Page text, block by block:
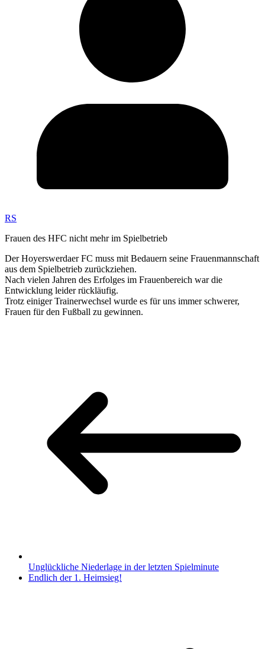
RS
Frauen des HFC nicht mehr im Spielbetrieb
Der Hoyerswerdaer FC muss mit Bedauern seine Frauenmannschaft
aus dem Spielbetrieb zurückziehen.
Nach vielen Jahren des Erfolges im Frauenbereich war die
Entwicklung leider rückläufig.
Trotz einiger Trainerwechsel wurde es für uns immer schwerer,
Frauen für den Fußball zu gewinnen.
Unglückliche Niederlage in der letzten Spielminute
Endlich der 1. Heimsieg!